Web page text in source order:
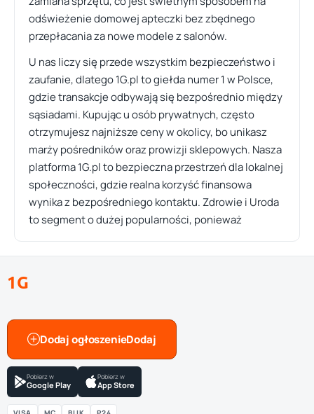
odświeżenie domowej apteczki bez zbędnego
przepłacania za nowe modele z salonów.
U nas liczy się przede wszystkim bezpieczeństwo i
zaufanie, dlatego 1G.pl to giełda numer 1 w Polsce,
gdzie transakcje odbywają się bezpośrednio między
sąsiadami. Kupując u osób prywatnych, często
otrzymujesz najniższe ceny w okolicy, bo unikasz
marży pośredników oraz prowizji sklepowych. Nasza
platforma 1G.pl to bezpieczna przestrzeń dla lokalnej
społeczności, gdzie realna korzyść finansowa
wynika z bezpośredniego kontaktu. Zdrowie i Uroda
to segment o dużej popularności, ponieważ
1G
Dodaj ogłoszenie
Pobierz w
Google Play
Pobierz w
App Store